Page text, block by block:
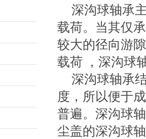
深沟球轴承
载荷。当其仅
较大的径向游
载荷 ，深沟球
深沟球轴承
度，所以便于
普遍。深沟球
尘盖的深沟球